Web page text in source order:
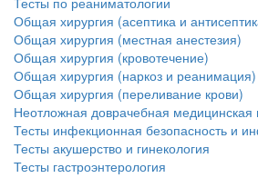
бесплатно, в течении всего срока
Общая хирургия (асептика и
Общая хирургия (местная анестезия)
Общая хирургия (кровотечение)
Общая хирургия (наркоз и реанимация)
Общая хирургия (переливание крови)
Неотложная доврачебная
Тесты инфекционная безопасность и
Тесты акушерство и гинекология
Тесты гастроэнтерология